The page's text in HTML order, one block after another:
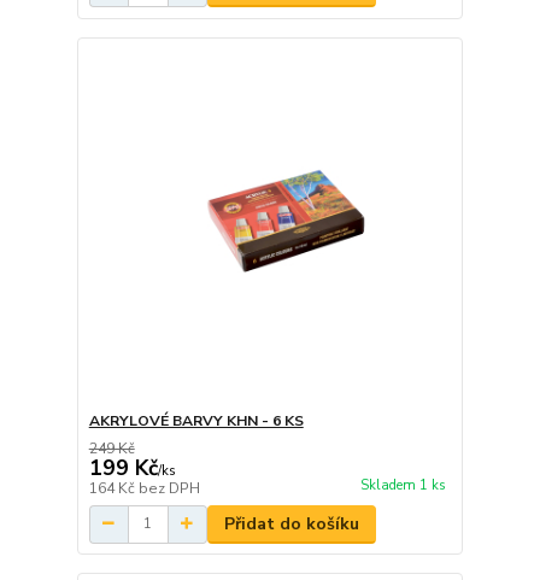
AKRYLOVÉ BARVY KHN - 6 KS
249 Kč
199 Kč/ks
164 Kč bez DPH Skladem 1 ks
Přidat do košíku